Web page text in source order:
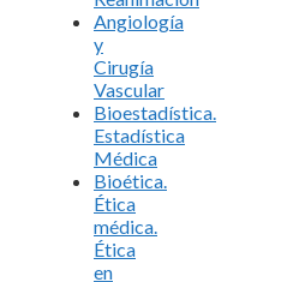
Angiología
y
Cirugía
Vascular
Bioestadística.
Estadística
Médica
Bioética.
Ética
médica.
Ética
en